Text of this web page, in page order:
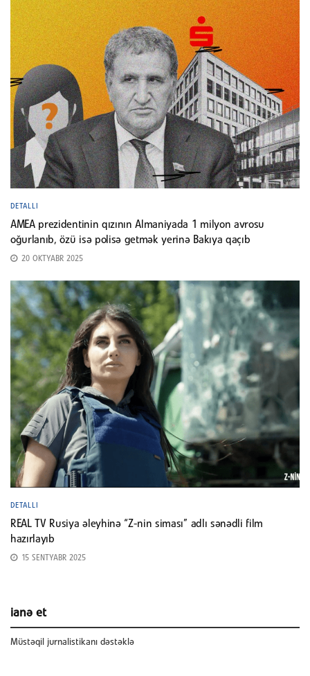
DETALLI
AMEA prezidentinin qızının Almaniyada 1 milyon avrosu
oğurlanıb, özü isə polisə getmək yerinə Bakıya qaçıb
20 OKTYABR 2025
DETALLI
REAL TV Rusiya əleyhinə “Z-nin siması” adlı sənədli film
hazırlayıb
15 SENTYABR 2025
ianə et
Müstəqil jurnalistikanı dəstəklə